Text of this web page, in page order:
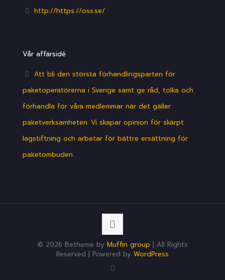
http://https://oss.se/
Vår affärsidé
Att bli den största förhandlingsparten för
paketoperatörerna i Sverige samt ge råd, tolka och
förhandla för våra medlemmar när det gäller
paketverksamheten. Vi skapar opinion för skärpt
lagstiftning och arbetar för bättre ersättning för
paketombuden.
© 2026 Betheme by Muffin group | All Rights
Reserved | Powered by WordPress